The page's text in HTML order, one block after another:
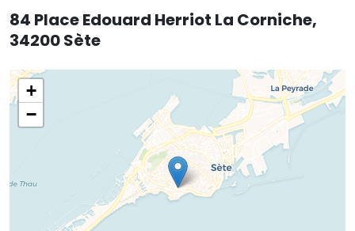
84 Place Edouard Herriot La Corniche,
34200 Sète
+
−